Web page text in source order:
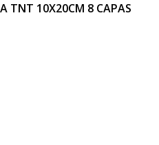
TNT 10X20CM 8 CAPAS